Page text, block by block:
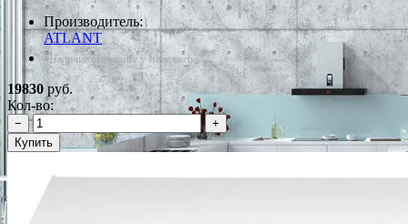
Производитель:
ATLANT
*Наличие уточняйте у менеджера
19830руб.
Кол-во:
−
+
Купить